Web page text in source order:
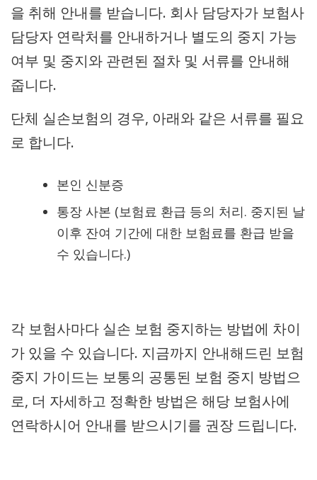
을 취해 안내를 받습니다. 회사 담당자가 보험사
담당자 연락처를 안내하거나 별도의 중지 가능
여부 및 중지와 관련된 절차 및 서류를 안내해
줍니다.
단체 실손보험의 경우, 아래와 같은 서류를 필요
로 합니다.
본인 신분증
통장 사본 (보험료 환급 등의 처리. 중지된 날
이후 잔여 기간에 대한 보험료를 환급 받을
수 있습니다.)
각 보험사마다 실손 보험 중지하는 방법에 차이
가 있을 수 있습니다. 지금까지 안내해드린 보험
중지 가이드는 보통의 공통된 보험 중지 방법으
로, 더 자세하고 정확한 방법은 해당 보험사에
연락하시어 안내를 받으시기를 권장 드립니다.